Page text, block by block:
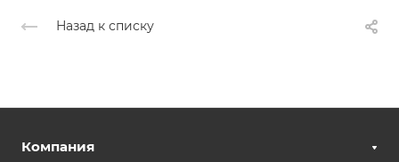
Назад к списку
Компания